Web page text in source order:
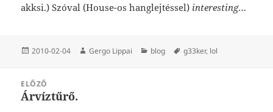
akksi.) Szóval (House-os hanglejtéssel) interesting…
Közzétéve
2010-02-04 Szerző
Gergo Lippai Kategória
blog Címke
g33ker, lol
navigáció
ELŐZŐ
Korábbi
Árvíztűrő.